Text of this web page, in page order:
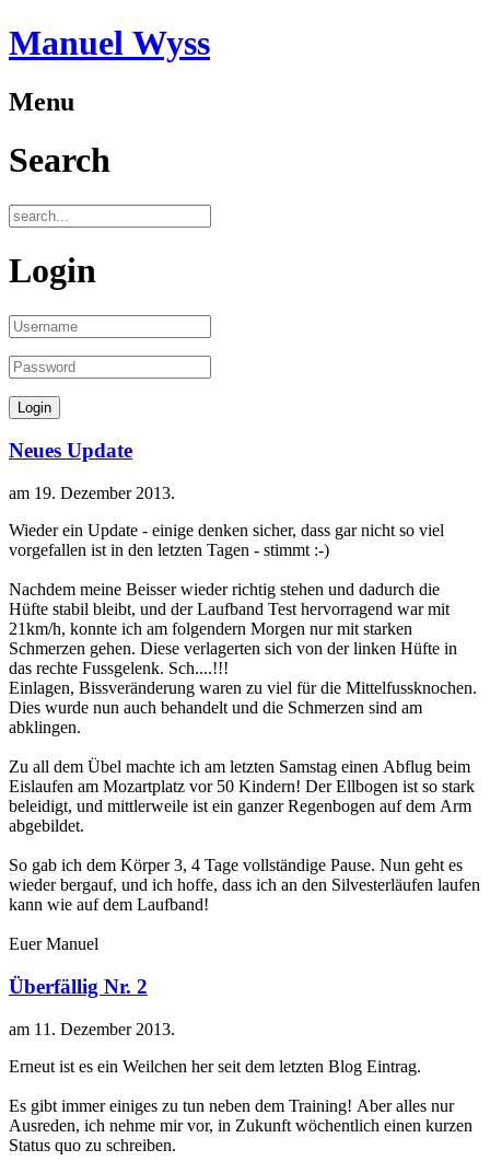
Manuel Wyss
Menu
Search
Login
Neues Update
am 19. Dezember 2013.
Wieder ein Update - einige denken sicher, dass gar nicht so viel
vorgefallen ist in den letzten Tagen - stimmt :-)
Nachdem meine Beisser wieder richtig stehen und dadurch die
Hüfte stabil bleibt, und der Laufband Test hervorragend war mit
21km/h, konnte ich am folgendern Morgen nur mit starken
Schmerzen gehen. Diese verlagerten sich von der linken Hüfte in
das rechte Fussgelenk. Sch....!!!
Einlagen, Bissveränderung waren zu viel für die Mittelfussknochen.
Dies wurde nun auch behandelt und die Schmerzen sind am
abklingen.
Zu all dem Übel machte ich am letzten Samstag einen Abflug beim
Eislaufen am Mozartplatz vor 50 Kindern! Der Ellbogen ist so stark
beleidigt, und mittlerweile ist ein ganzer Regenbogen auf dem Arm
abgebildet.
So gab ich dem Körper 3, 4 Tage vollständige Pause. Nun geht es
wieder bergauf, und ich hoffe, dass ich an den Silvesterläufen laufen
kann wie auf dem Laufband!
Euer Manuel
Überfällig Nr. 2
am 11. Dezember 2013.
Erneut ist es ein Weilchen her seit dem letzten Blog Eintrag.
Es gibt immer einiges zu tun neben dem Training! Aber alles nur
Ausreden, ich nehme mir vor, in Zukunft wöchentlich einen kurzen
Status quo zu schreiben.